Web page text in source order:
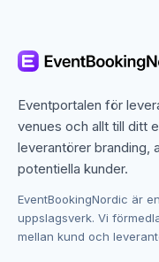
Teambuilding
Bollspel är
teambuilding. De
glädje, och
avslutning på
teambuilding-dagar.
Eventportalen för
venues och allt till ditt
leverantörer branding,
potentiella kunder.
EventBookingNordic är
uppslagsverk. Vi
mellan kund och